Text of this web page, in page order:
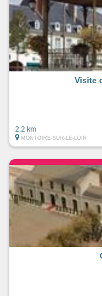
Visite
2.2 km
MONTOIRE-SUR-LE-LOIR